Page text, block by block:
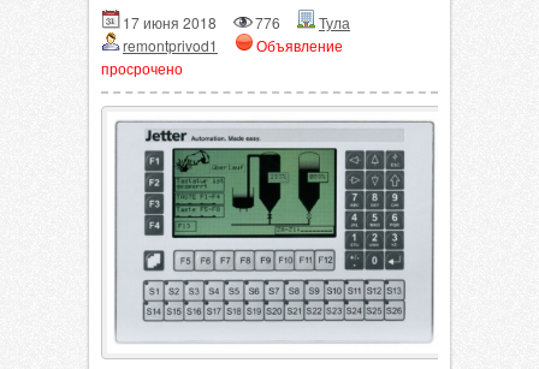
17 июня 2018 776
Тула
remontprivod1
Объявление
просрочено